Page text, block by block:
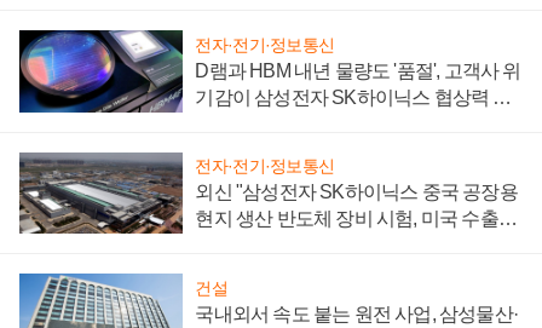
전자·전기·정보통신
D램과 HBM 내년 물량도 '품절', 고객사 위
기감이 삼성전자 SK하이닉스 협상력 더
전자·전기·정보통신
외신 "삼성전자 SK하이닉스 중국 공장용
현지 생산 반도체 장비 시험, 미국 수출통
건설
국내외서 속도 붙는 원전 사업, 삼성물산·